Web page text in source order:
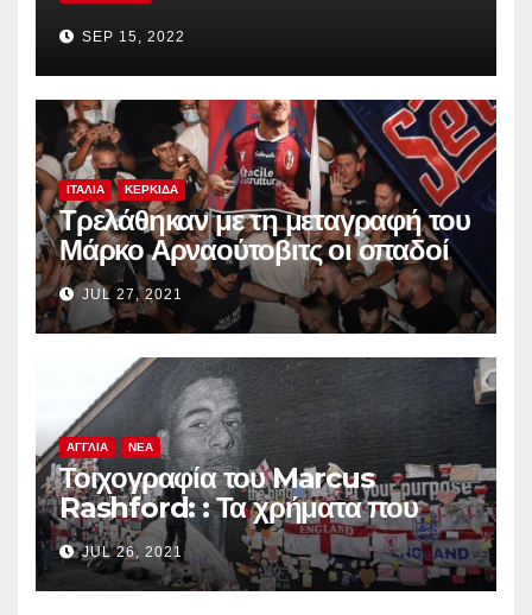
SEP 15, 2022
ΙΤΑΛΙΑ ΚΕΡΚΙΔΑ
Τρελάθηκαν με τη μεταγραφή του
Μάρκο Αρναούτοβιτς οι οπαδοί
της Μπολόνια
JUL 27, 2021
ΑΓΓΛΙΑ ΝΕΑ
Τοιχογραφία του Marcus
Rashford: : Τα χρήματα που
συγκεντρώθηκαν πηγαίνουν σε
φιλανθρωπική τράπεζα
τροφίμων
JUL 26, 2021